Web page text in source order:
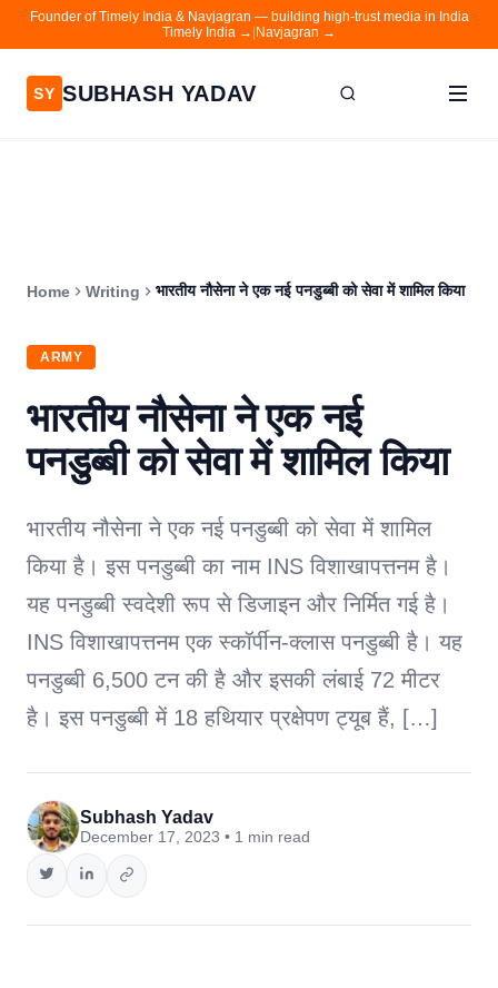
Founder of Timely India & Navjagran — building high-trust media in India
Timely India → Navjagran →
SY SUBHASH YADAV
Contact
Timely India
Home Writing भारतीय नौसेना ने एक नई पनडुब्बी को सेवा में शामिल किया
ARMY
भारतीय नौसेना ने एक नई
पनडुब्बी को सेवा में शामिल किया
भारतीय नौसेना ने एक नई पनडुब्बी को सेवा में शामिल
किया है। इस पनडुब्बी का नाम INS विशाखापत्तनम है।
यह पनडुब्बी स्वदेशी रूप से डिजाइन और निर्मित गई है।
INS विशाखापत्तनम एक स्कॉर्पीन-क्लास पनडुब्बी है। यह
पनडुब्बी 6,500 टन की है और इसकी लंबाई 72 मीटर
है। इस पनडुब्बी में 18 हथियार प्रक्षेपण ट्यूब हैं, […]
Subhash Yadav
December 17, 2023 • 1 min read